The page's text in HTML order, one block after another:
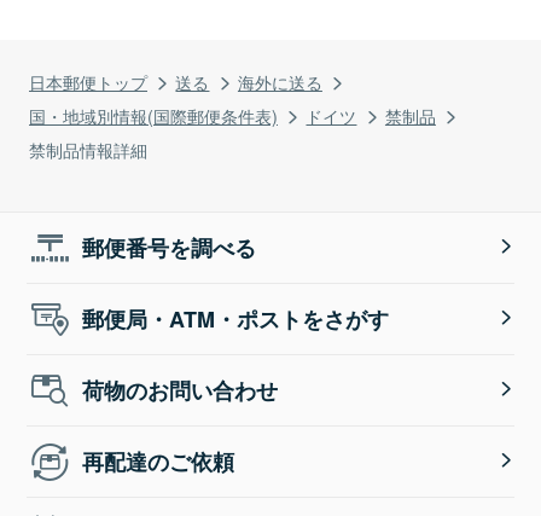
日本郵便トップ 送る
海外に送る
国・地域別情報(国際郵便条件表)
ドイツ
禁制品
禁制品情報詳細
郵便番号を調べる
郵便局・ATM・ポストをさがす
荷物のお問い合わせ
再配達のご依頼